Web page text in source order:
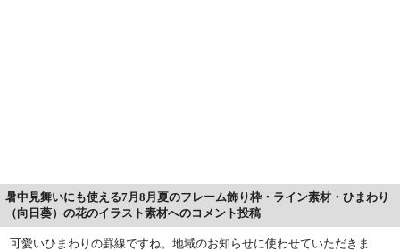
暑中見舞いにも使える7月8月夏のフレーム飾り枠・ライン素材・ひまわり
（向日葵）の花のイラスト素材へのコメント投稿
可愛いひまわりの罫線ですね。地域のお知らせに使わせていただきま